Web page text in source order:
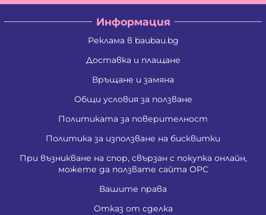
Информация
Реклама в baubau.bg
Доставка и плащане
Връщане и замяна
Общи условия за ползване
Политиката за поверителност
Политика за използване на бисквитки
При възникване на спор, свързан с покупка онлайн,
можете да ползвате сайта ОРС
Вашите права
Отказ от сделка